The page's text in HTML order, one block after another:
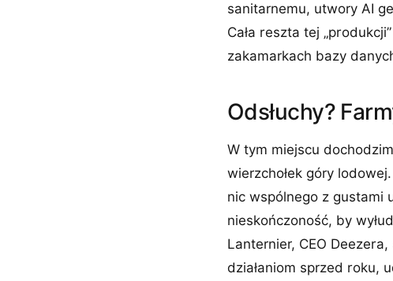
sanitarnemu, utwory AI
Cała reszta tej
zakamarkach bazy
Odsłuchy?
W tym miejscu
wierzchołek góry
nic wspólnego z gustami
nieskończoność, by
Lanternier, CEO
działaniom sprzed roku,